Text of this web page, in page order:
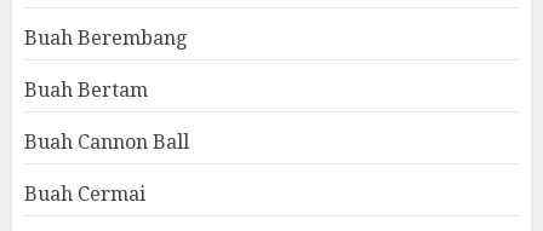
Buah Berembang
Buah Bertam
Buah Cannon Ball
Buah Cermai